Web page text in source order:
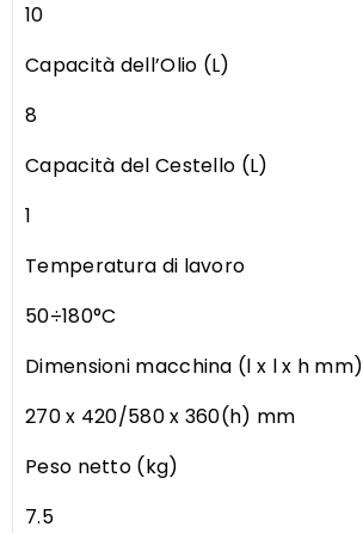
10
Capacità dell’Olio (L)
8
Capacità del Cestello (L)
1
Temperatura di lavoro
50÷180°C
Dimensioni macchina (l x l x h mm)
270 x 420/580 x 360(h) mm
Peso netto (kg)
7.5